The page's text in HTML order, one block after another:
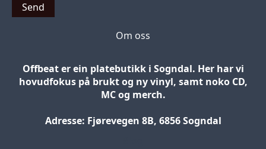
Send
Om oss
Offbeat er ein platebutikk i Sogndal. Her har vi
hovudfokus på brukt og ny vinyl, samt noko CD,
MC og merch.
Adresse: Fjørevegen 8B, 6856 Sogndal